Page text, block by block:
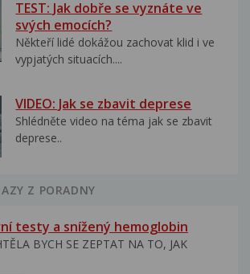
TEST: Jak dobře se vyznáte ve
svých emocích?
Někteří lidé dokážou zachovat klid i ve
vypjatých situacích....
VIDEO: Jak se zbavit deprese
Shlédněte video na téma jak se zbavit
deprese..
Z PORADNY
testy a snížený hemoglobin
BYCH SE ZEPTAT NA TO, JAK